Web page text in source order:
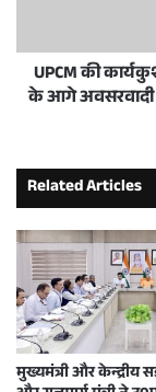
UPCM की
के आगे अवसरवादी
Related Articles
मुख्यमंत्री और केन्द्रीय